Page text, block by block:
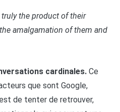
the product of their
amalgamation of them and
cardinales. Ce
que sont Google,
de tenter de retrouver,